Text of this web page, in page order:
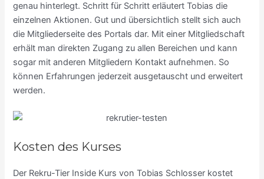
genau hinterlegt. Schritt für Schritt erläutert Tobias die
einzelnen Aktionen. Gut und übersichtlich stellt sich auch
die Mitgliederseite des Portals dar. Mit einer Mitgliedschaft
erhält man direkten Zugang zu allen Bereichen und kann
sogar mit anderen Mitgliedern Kontakt aufnehmen. So
können Erfahrungen jederzeit ausgetauscht und erweitert
werden.
Kosten des Kurses
Der Rekru-Tier Inside Kurs von Tobias Schlosser kostet